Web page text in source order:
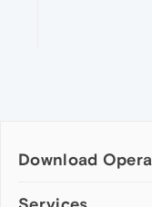
Download Opera
Computer browsers